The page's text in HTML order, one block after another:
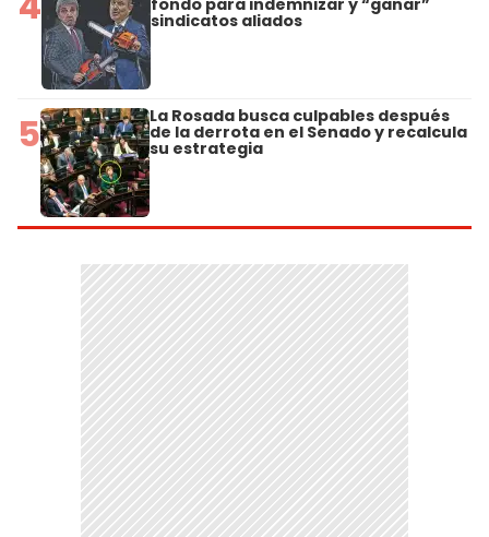
fondo para indemnizar y “ganar”
sindicatos aliados
5 La Rosada busca culpables después
de la derrota en el Senado y recalcula
su estrategia